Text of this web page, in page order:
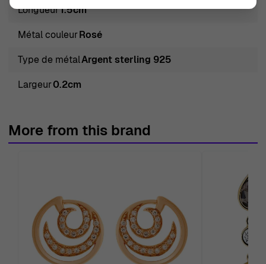
Longueur1.5cm
Métal couleurRosé
Type de métalArgent sterling 925
Largeur0.2cm
More from this brand